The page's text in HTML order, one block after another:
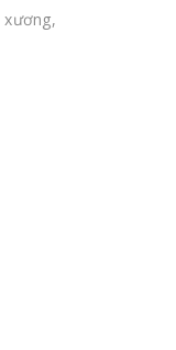
xương,